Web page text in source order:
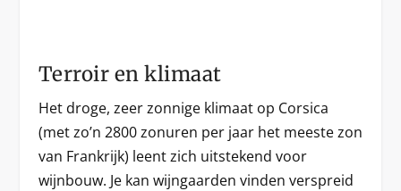
Terroir en klimaat
Het droge, zeer zonnige klimaat op Corsica
(met zo’n 2800 zonuren per jaar het meeste zon
van Frankrijk) leent zich uitstekend voor
wijnbouw. Je kan wijngaarden vinden verspreid